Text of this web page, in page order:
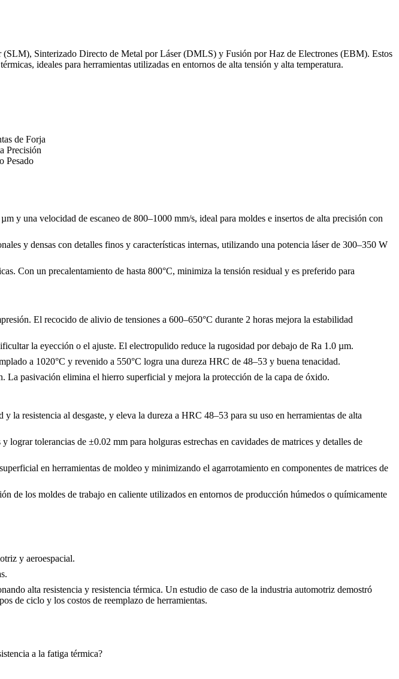
(SLM), Sinterizado Directo de Metal por Láser (DMLS) y Fusión por Haz de Electrones (EBM). Estos
ideales para herramientas utilizadas en entornos de alta tensión y alta temperatura.
de Forja
Precisión
Pesado
y una velocidad de escaneo de 800–1000 mm/s, ideal para moldes e insertos de alta precisión con
y densas con detalles finos y características internas, utilizando una potencia láser de 300–350 W
Con un precalentamiento de hasta 800°C, minimiza la tensión residual y es preferido para
El recocido de alivio de tensiones a 600–650°C durante 2 horas mejora la estabilidad
la eyección o el ajuste. El electropulido reduce la rugosidad por debajo de Ra 1.0 µm.
a 1020°C y revenido a 550°C logra una dureza HRC de 48–53 y buena tenacidad.
La pasivación elimina el hierro superficial y mejora la protección de la capa de óxido.
la resistencia al desgaste, y eleva la dureza a HRC 48–53 para su uso en herramientas de alta
lograr tolerancias de ±0.02 mm para holguras estrechas en cavidades de matrices y detalles de
en herramientas de moldeo y minimizando el agarrotamiento en componentes de matrices de
de los moldes de trabajo en caliente utilizados en entornos de producción húmedos o químicamente
y aeroespacial.
alta resistencia y resistencia térmica. Un estudio de caso de la industria automotriz demostró
de ciclo y los costos de reemplazo de herramientas.
a la fatiga térmica?